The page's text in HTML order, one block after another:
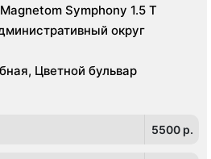
Symphony 1.5 Т
округ
Цветной бульвар
5500 p.